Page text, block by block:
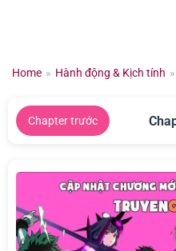
dungHome » Hành động & Kịch tính »
Chapter trước